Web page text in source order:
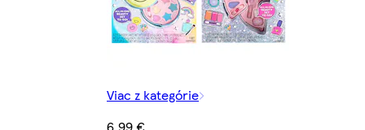
Viac z kategórie